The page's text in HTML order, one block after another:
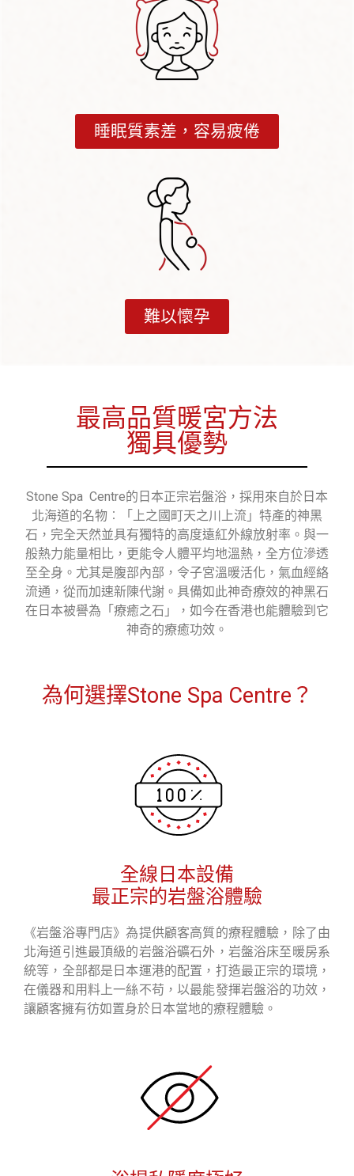
睡眠質素差，容易疲倦
難以懷孕
最高品質暖宮方法
獨具優勢
Stone Spa Centre的日本正宗岩盤浴，採用來自於日本
北海道的名物︰「上之國町天之川上流」特產的神黑
石，完全天然並具有獨特的高度遠紅外線放射率。與一
般熱力能量相比，更能令人體平均地溫熱，全方位滲透
至全身。尤其是腹部內部，令子宮溫暖活化，氣血經絡
流通，從而加速新陳代謝。具備如此神奇療效的神黑石
在日本被譽為「療癒之石」，如今在香港也能體驗到它
神奇的療癒功效。
為何選擇Stone Spa Centre？
全線日本設備
最正宗的岩盤浴體驗
《岩盤浴專門店》為提供顧客高質的療程體驗，除了由
北海道引進最頂級的岩盤浴礦石外，岩盤浴床至暖房系
統等，全部都是日本運港的配置，打造最正宗的環境，
在儀器和用料上一絲不苟，以最能發揮岩盤浴的功效，
讓顧客擁有彷如置身於日本當地的療程體驗。